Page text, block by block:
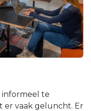
informeel te
er vaak geluncht. Er